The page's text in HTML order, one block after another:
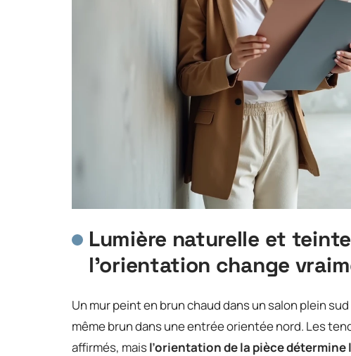
Lumière naturelle et
l’orientation change
Un mur peint en brun chaud dans un salon plein
même brun dans une entrée orientée nord. Les
affirmés, maisl’orientation de la pièce